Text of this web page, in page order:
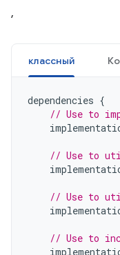
,
классный
dependencies {
// Use to
// Use to
// Use to
// Use to